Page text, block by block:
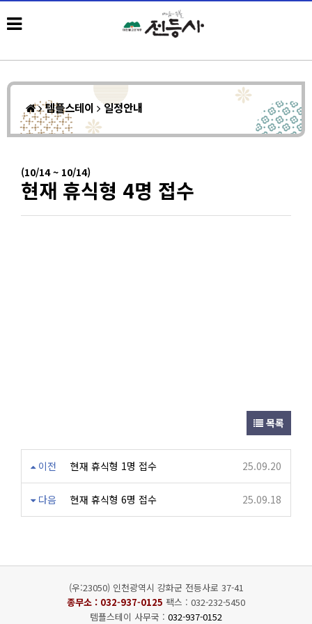
템플스테이 일정안내
(10/14 ~ 10/14)
현재 휴식형 4명 접수
목록
이전 현재 휴식형 1명 접수 25.09.20
다음 현재 휴식형 6명 접수 25.09.18
(우:23050) 인천광역시 강화군 전등사로 37-41
종무소 : 032-937-0125 팩스 : 032-232-5450
템플스테이 사무국 : 032-937-0152